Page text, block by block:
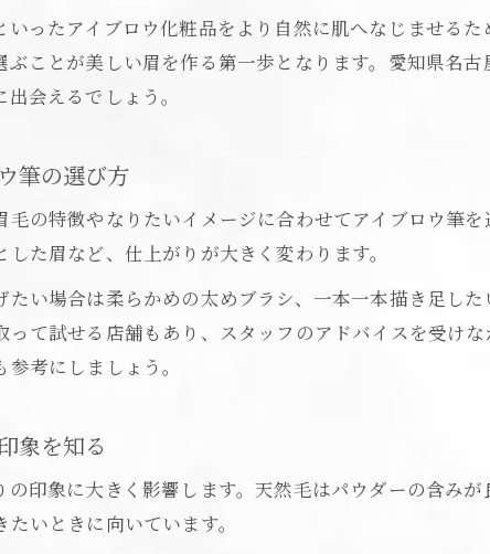
アイブロウ筆の使いやすさを重視する理
使いやすいアイブロウ筆選びのポイント
アイブロウメイクが輝く筆の活用術とは
筆で差がつくアイブロウメイクの実践テ
自然な眉を演出するアイブロウ筆の使い
筆の種類で変わるアイブロウメイクの印
ったアイブロウ化粧品をより自然に肌へなじませる
ことが美しい眉を作る第一歩となります。愛知県名
会えるでしょう。
筆の選び方
の特徴やなりたいイメージに合わせてアイブロウ筆
た眉など、仕上がりが大きく変わります。
い場合は柔らかめの太めブラシ、一本一本描き足し
て試せる店舗もあり、スタッフのアドバイスを受け
考にしましょう。
象を知る
印象に大きく影響します。天然毛はパウダーの含み
いときに向いています。